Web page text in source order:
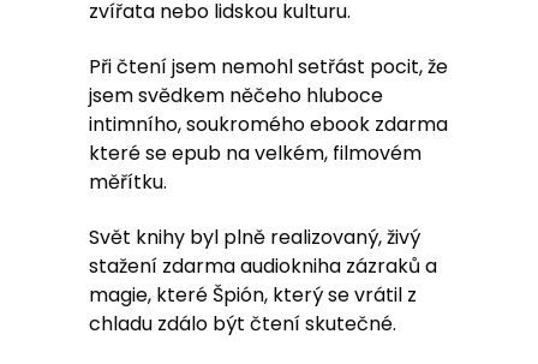
zvířata nebo lidskou kulturu.
Při čtení jsem nemohl setřást pocit, že
jsem svědkem něčeho hluboce
intimního, soukromého ebook zdarma
které se epub na velkém, filmovém
měřítku.
Svět knihy byl plně realizovaný, živý
stažení zdarma​ audiokniha zázraků a
magie, které Špión, který se vrátil z
chladu zdálo být čtení skutečné.